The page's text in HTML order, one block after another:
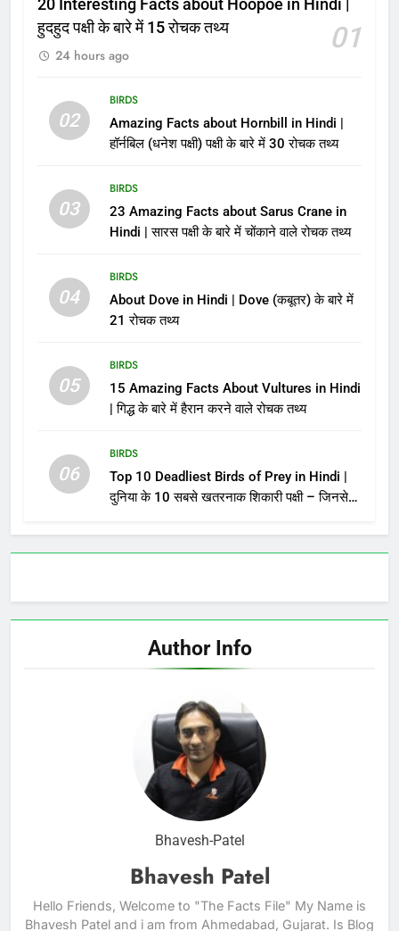
20 Interesting Facts about Hoopoe in Hindi |
हुदहुद पक्षी के बारे में 15 रोचक तथ्य
01
24 hours ago
02
BIRDS
Amazing Facts about Hornbill in Hindi |
हॉर्नबिल (धनेश पक्षी) पक्षी के बारे में 30 रोचक तथ्य
03
BIRDS
23 Amazing Facts about Sarus Crane in
Hindi | सारस पक्षी के बारे में चोंकाने वाले रोचक तथ्य
04
BIRDS
About Dove in Hindi | Dove (कबूतर) के बारे में
21 रोचक तथ्य
05
BIRDS
15 Amazing Facts About Vultures in Hindi
| गिद्ध के बारे में हैरान करने वाले रोचक तथ्य
06
BIRDS
Top 10 Deadliest Birds of Prey in Hindi |
दुनिया के 10 सबसे खतरनाक शिकारी पक्षी – जिनसे
Author Info
Bhavesh-Patel
Bhavesh Patel
Hello Friends, Welcome to "The Facts File" My Name is
Bhavesh Patel and i am from Ahmedabad, Gujarat. Is Blog